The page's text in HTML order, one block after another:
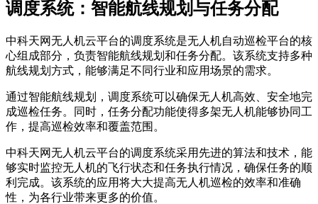
调度系统：智能航线规划与任务分配
中科天网无人机云平台的调度系统是无人机自动巡检平台的核
心组成部分，负责智能航线规划和任务分配。该系统支持多种
航线规划方式，能够满足不同行业和应用场景的需求。
通过智能航线规划，调度系统可以确保无人机高效、安全地完
成巡检任务。同时，任务分配功能使得多架无人机能够协同工
作，提高巡检效率和覆盖范围。
中科天网无人机云平台的调度系统采用先进的算法和技术，能
够实时监控无人机的飞行状态和任务执行情况，确保任务的顺
利完成。该系统的应用将大大提高无人机巡检的效率和准确
性，为各行业带来更多的价值。